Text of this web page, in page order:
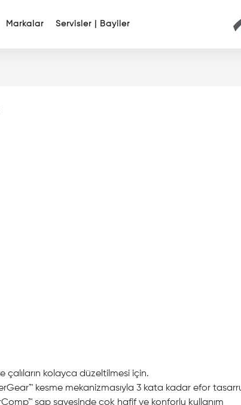
Markalar Servisler | Bayiler
çalıların kolayca düzeltilmesi için.
kesme mekanizmasıyla 3 kata kadar efor
sap sayesinde çok hafif ve konforlu kullanım